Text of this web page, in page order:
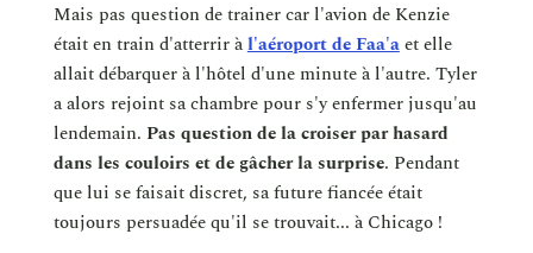
Mais pas question de trainer car l'avion de Kenzie
était en train d'atterrir àl'aéroport de Faa'aet elle
allait débarquer à l'hôtel d'une minute à l'autre. Tyler
a alors rejoint sa chambre pour s'y enfermer jusqu'au
lendemain. Pas question de la croiser par hasard
dans les couloirs et de gâcher la surprise. Pendant
que lui se faisait discret, sa future fiancée était
toujours persuadée qu'il se trouvait... à Chicago !